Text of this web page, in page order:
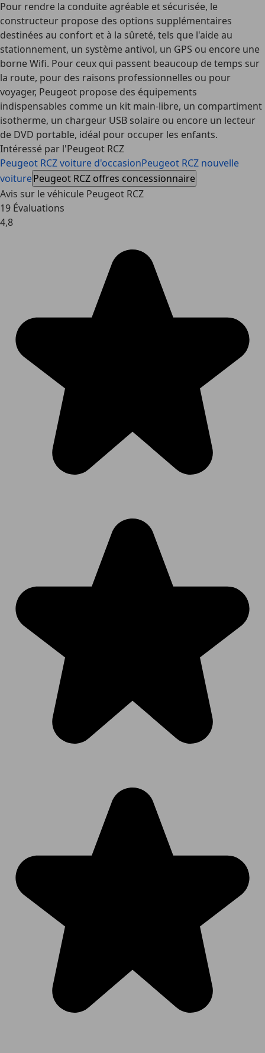
Pour rendre la conduite agréable et sécurisée, le
constructeur propose des options supplémentaires
destinées au confort et à la sûreté, tels que l'aide au
stationnement, un système antivol, un GPS ou encore une
borne Wifi. Pour ceux qui passent beaucoup de temps sur
la route, pour des raisons professionnelles ou pour
voyager, Peugeot propose des équipements
indispensables comme un kit main-libre, un compartiment
isotherme, un chargeur USB solaire ou encore un lecteur
de DVD portable, idéal pour occuper les enfants.
Intéressé par l'Peugeot RCZ
Peugeot RCZ voiture d'occasionPeugeot RCZ nouvelle
voiturePeugeot RCZ offres concessionnaire
Avis sur le véhicule Peugeot RCZ
19 Évaluations
4,8